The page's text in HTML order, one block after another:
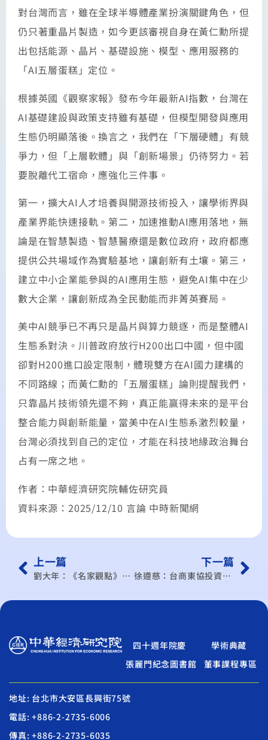
對台灣而言，雖在全球半導體產業扮演關鍵角色，但
仍只著重晶片製造，如今更該審視自身在黃仁勳所提
出包括能源、晶片、基礎設施、模型、應用服務的
「AI五層蛋糕」定位。
根據英國《觀察家報》發布今年最新AI指數，台灣在
AI基礎建設與政策支持雖有基礎，但模型開發與應用
生態仍明顯落後。換言之，我們在「下層硬體」有競
爭力，但「上層軟體」與「創新場景」仍待努力。若
要脫離代工宿命，應強化三件事。
第一，擴大AI人才培養與開源技術投入，讓學術界與
產業界能快速接軌。第二，加速推動AI應用落地，無
論是在智慧製造、智慧醫療還是數位政府，政府都應
提供公共場域作為實驗基地，讓創新有土壤。第三，
建立中小企業能參與的AI應用生態，避免AI集中在少
數大企業，讓創新成為全民動能而非菁英賽局。
美中AI競爭已不再只是晶片與算力競逐，而是整體AI
生態系對決。川普政府放行H200出口中國，但中國
卻對H200進口設定限制，體現雙方在AI國力建構的
不同路線；而黃仁勳的「五層蛋糕」論則提醒我們，
只靠晶片技術領先還不夠，真正能贏得未來的是平台
整合能力與創新能量，當美中在AI生態系激烈較量，
台灣必須找到自己的定位，才能在科技地緣政治舞台
占有一席之地。
作者：中華經濟研究院輔佐研究員
資料來源：2025/12/10 言論 中時新聞網
上一篇
劉大年：《名家觀點》兩岸CPTPP卡關的真實風險
下一篇
徐遵慈：台商東協投資創新局
四十週年院慶
學術典藏
張麗門紀念圖書館
董事課程專區
地址: 台北市大安區長興街75號
電話: +886-2-2735-6006
傳真: +886-2-2735-6035